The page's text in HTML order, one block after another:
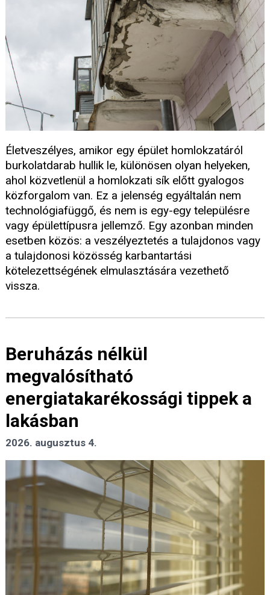
Életveszélyes, amikor egy épület homlokzatáról
burkolatdarab hullik le, különösen olyan helyeken,
ahol közvetlenül a homlokzati sík előtt gyalogos
közforgalom van. Ez a jelenség egyáltalán nem
technológiafüggő, és nem is egy-egy településre
vagy épülettípusra jellemző. Egy azonban minden
esetben közös: a veszélyeztetés a tulajdonos vagy
a tulajdonosi közösség karbantartási
kötelezettségének elmulasztására vezethető
vissza.
Beruházás nélkül
megvalósítható
energiatakarékossági tippek a
lakásban
2026. augusztus 4.